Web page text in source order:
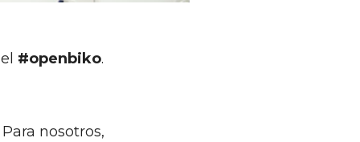
#openbiko.
Para nosotros,